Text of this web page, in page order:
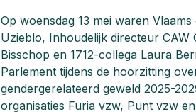
Op woensdag 13 mei waren
Uzieblo, Inhoudelijk directeur CAW
Bisschop en 1712-collega Laura
Parlement tijdens de hoorzitting
gendergerelateerd geweld 2025-
organisaties Furia vzw, Punt vzw